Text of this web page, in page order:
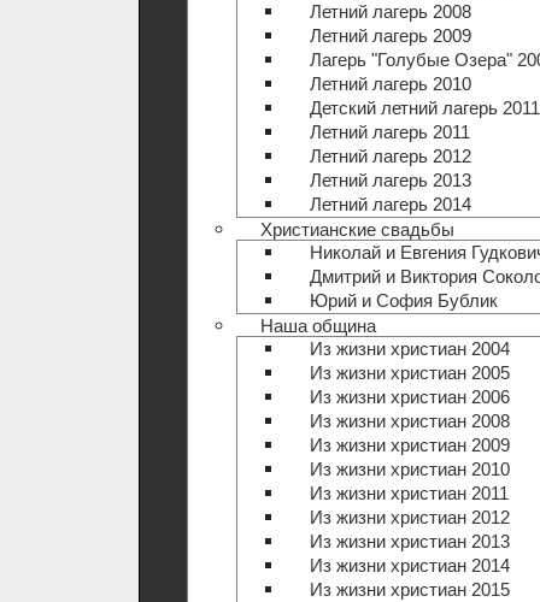
Летний лагерь 2008
Летний лагерь 2009
Лагерь "Голубые Озера"
Летний лагерь 2010
Детский летний лагерь 2011
Летний лагерь 2011
Летний лагерь 2012
Летний лагерь 2013
Летний лагерь 2014
Христианские свадьбы
Николай и Евгения
Дмитрий и Виктория
Юрий и София Бублик
Наша община
Из жизни христиан 2004
Из жизни христиан 2005
Из жизни христиан 2006
Из жизни христиан 2008
Из жизни христиан 2009
Из жизни христиан 2010
Из жизни христиан 2011
Из жизни христиан 2012
Из жизни христиан 2013
Из жизни христиан 2014
Из жизни христиан 2015